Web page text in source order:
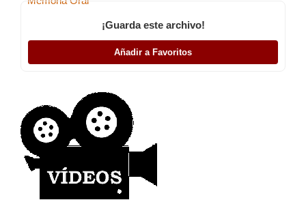
¡Guarda este archivo!
Añadir a Favoritos